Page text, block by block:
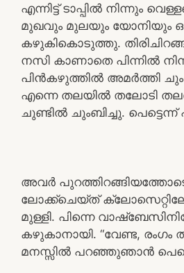
എന്നിട്ട് ടാപ്പിൽ നിന്നും
മുഖവും മുലയും യോനിയും
കഴുകികൊടുത്തു.
നസി കാണാതെ പിന്നിൽ
പിൻകഴുത്തിൽ അമർത്തി
എന്നെ തലയിൽ തലോടി
ചുണ്ടിൽ ചുംബിച്ചു. പെട്ടെന്ന്
അവർ
ലോക്ക്ചെയ്ത്
മുള്ളി. പിന്നെ
കഴുകാനായി. “വേണ്ട, രംഗം
മനസ്സിൽ പറഞ്ഞുഞാൻ